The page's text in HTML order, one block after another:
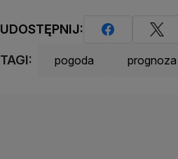
UDOSTĘPNIJ:
TAGI: pogoda